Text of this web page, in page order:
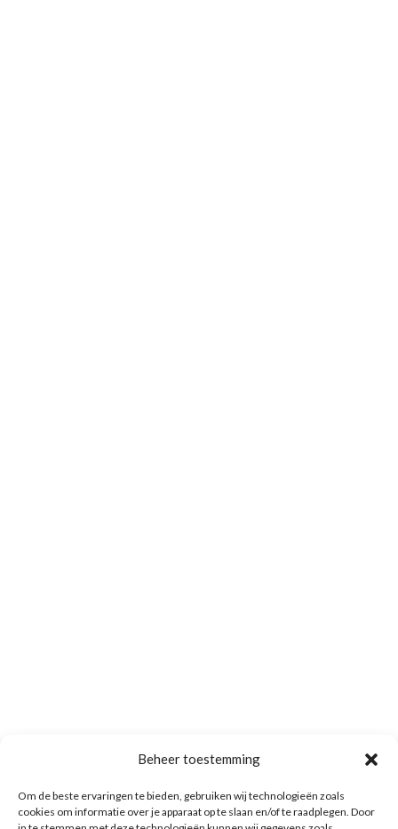
Beheer toestemming
Om de beste ervaringen te bieden, gebruiken wij technologieën zoals
cookies om informatie over je apparaat op te slaan en/of te raadplegen. Door